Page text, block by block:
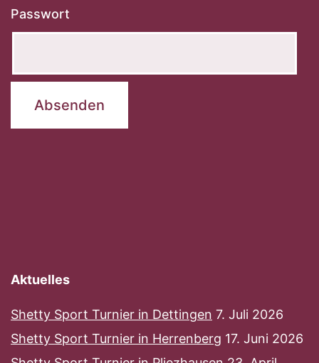
Passwort
Aktuelles
Shetty Sport Turnier in Dettingen 7. Juli 2026
Shetty Sport Turnier in Herrenberg 17. Juni 2026